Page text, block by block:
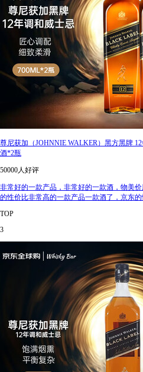
尊尼获加（JOHNNIE WALKER）黑方黑牌
酒*2瓶
50000人好评
非常好的一款产品，非常好的一款酒，物美
的性价比非常高的一款产品一款酒了，京东的
TOP
3